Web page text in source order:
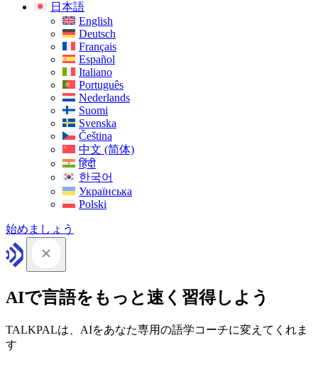
日本語
English
Deutsch
Français
Español
Italiano
Português
Nederlands
Suomi
Svenska
Čeština
中文 (简体)
हिंदी
한국어
Українська
Polski
始めましょう
AIで言語をもっと速く習得しよう
TALKPALは、AIをあなた専用の語学コーチに変えてくれま
す